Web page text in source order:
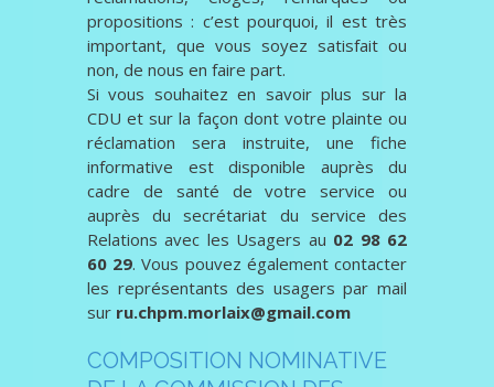
propositions : c’est pourquoi, il est très
important, que vous soyez satisfait ou
non, de nous en faire part.
Si vous souhaitez en savoir plus sur la
CDU et sur la façon dont votre plainte ou
réclamation sera instruite, une fiche
informative est disponible auprès du
cadre de santé de votre service ou
auprès du secrétariat du service des
Relations avec les Usagers au 02 98 62
60 29. Vous pouvez également contacter
les représentants des usagers par mail
sur ru.chpm.morlaix@gmail.com
COMPOSITION NOMINATIVE